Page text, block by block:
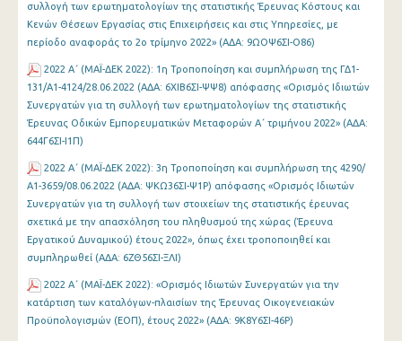
συλλογή των ερωτηματολογίων της στατιστικής Έρευνας Κόστους και
Κενών Θέσεων Εργασίας στις Επιχειρήσεις και στις Υπηρεσίες, με
περίοδο αναφοράς το 2ο τρίμηνο 2022» (ΑΔΑ: 9ΩΟΨ6ΣΙ-Ο86)
2022 Α΄ (MAΪ-ΔΕΚ 2022): 1η Τροποποίηση και συμπλήρωση της ΓΔ1-
131/Α1-4124/28.06.2022 (ΑΔΑ: 6ΧΙΒ6ΣΙ-ΨΨ8) απόφασης «Ορισμός Ιδιωτών
Συνεργατών για τη συλλογή των ερωτηματολογίων της στατιστικής
Έρευνας Οδικών Εμπορευματικών Μεταφορών Α΄ τριμήνου 2022» (ΑΔΑ:
644Γ6ΣΙ-Ι1Π)
2022 Α΄ (MAΪ-ΔΕΚ 2022): 3η Τροποποίηση και συμπλήρωση της 4290/
Α1-3659/08.06.2022 (ΑΔΑ: ΨΚΩ36ΣΙ-Ψ1Ρ) απόφασης «Ορισμός Ιδιωτών
Συνεργατών για τη συλλογή των στοιχείων της στατιστικής έρευνας
σχετικά με την απασχόληση του πληθυσμού της χώρας (Έρευνα
Εργατικού Δυναμικού) έτους 2022», όπως έχει τροποποιηθεί και
συμπληρωθεί (ΑΔΑ: 6ΖΘ56ΣΙ-ΞΛΙ)
2022 Α΄ (MAΪ-ΔΕΚ 2022): «Ορισμός Ιδιωτών Συνεργατών για την
κατάρτιση των καταλόγων-πλαισίων της Έρευνας Οικογενειακών
Προϋπολογισμών (ΕΟΠ), έτους 2022» (ΑΔΑ: 9Κ8Υ6ΣΙ-46Ρ)